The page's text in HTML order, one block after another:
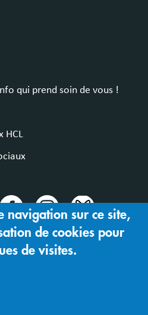
qui prend soin de vous !
HCL
légales |
conforme
navigation sur ce site,
de cookies pour
de visites.